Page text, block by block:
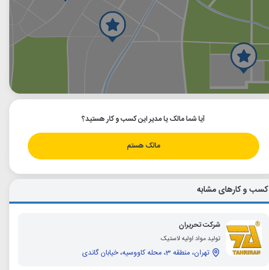
آیا شما مالک یا مدیر این کسب و کار هستید؟
مالک هستم
کسب و کارهای مشابه
شرکت تحریران
تولید مواد اولیه لاستیک
تهران، منطقه 3، محله کاووسیه، خیابان گاندی